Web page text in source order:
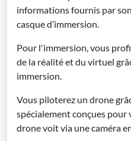
informations fournis par
casque d’immersion.
Pour l'immersion, vous
de la réalité et du virtuel
immersion.
Vous piloterez un drone
spécialement conçues pour
drone voit via une caméra